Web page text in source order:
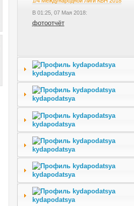
В 01:25, 07 Мая 2018:
фотоотчёт
kydapodatsya
kydapodatsya
kydapodatsya
kydapodatsya
kydapodatsya
kydapodatsya